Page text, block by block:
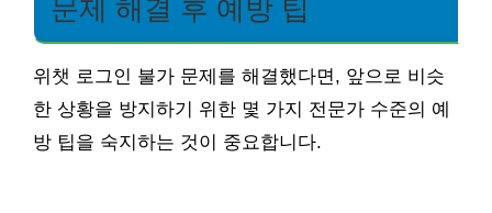
문제 해결 후 예방 팁
위챗 로그인 불가 문제를 해결했다면, 앞으로 비슷
한 상황을 방지하기 위한 몇 가지 전문가 수준의 예
방 팁을 숙지하는 것이 중요합니다.